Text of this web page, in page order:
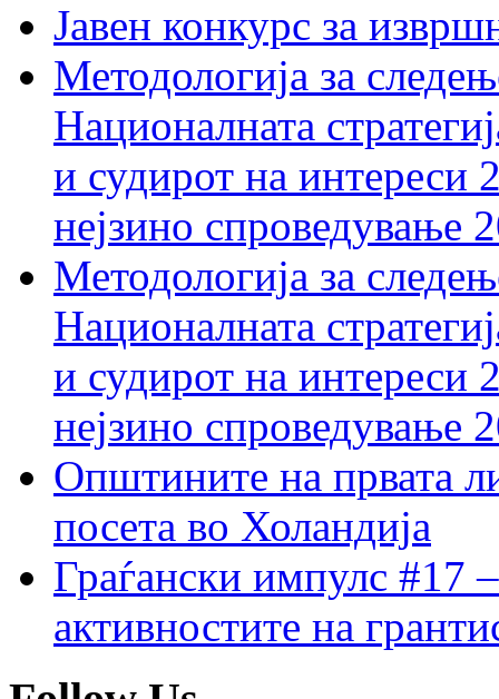
Јавен конкурс за
Методологија за
Националната
и судирот на интереси
нејзино спроведување
Методологија за
Националната
и судирот на интереси
нејзино спроведување
Општините на првата
посета во Холандија
Граѓански импулс #17
активностите на